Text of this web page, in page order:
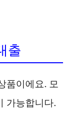
출
품이에요. 모
가능합니다.